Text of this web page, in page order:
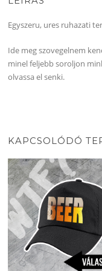
Egyszeru, ures ruhazati
Ide meg szovegelnem
minel feljebb soroljon
olvassa el senki.
KAPCSOLÓDÓ